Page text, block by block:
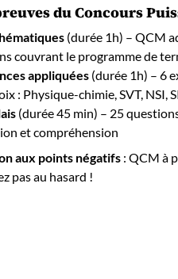
du Concours
(durée 1h) – QCM
couvrant le programme de
appliquées (durée 1h) – 6
: Physique-chimie, SVT, NSI,
(durée 45 min) – 25
et compréhension
aux points négatifs : QCM à
pas au hasard !